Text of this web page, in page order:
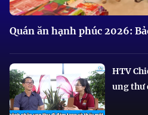
Quán ăn hạnh phúc 2026:
HTV
ung thư